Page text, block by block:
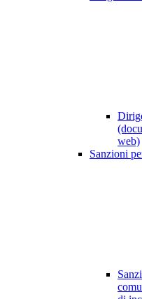
web)
Sanzioni